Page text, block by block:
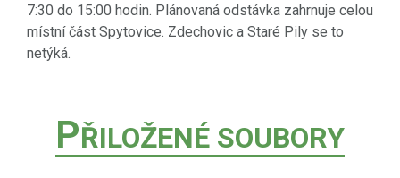
7:30 do 15:00 hodin. Plánovaná odstávka zahrnuje celou
místní část Spytovice. Zdechovic a Staré Pily se to
netýká.
PŘILOŽENÉ SOUBORY